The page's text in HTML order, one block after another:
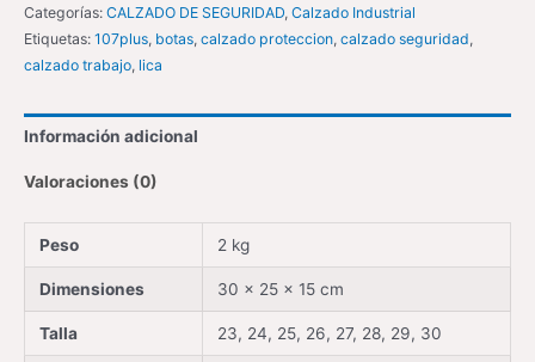
Categorías: CALZADO DE SEGURIDAD, Calzado Industrial
Etiquetas: 107plus, botas, calzado proteccion, calzado seguridad,
calzado trabajo, lica
Información adicional
Valoraciones (0)
Peso 2 kg
Dimensiones 30 × 25 × 15 cm
Talla 23, 24, 25, 26, 27, 28, 29, 30